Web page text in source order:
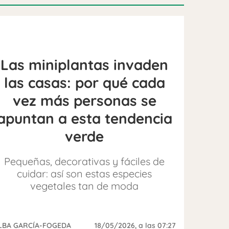
Las miniplantas invaden
las casas: por qué cada
vez más personas se
a esta tendencia
verde
Pequeñas, decorativas y fáciles de
cuidar: así son estas especies
vegetales tan de moda
GARCÍA-FOGEDA 18/05/2026, a las 07:27